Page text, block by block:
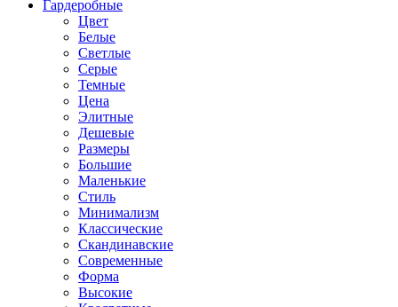
Гардеробные
Цвет
Белые
Светлые
Серые
Темные
Цена
Элитные
Дешевые
Размеры
Большие
Маленькие
Стиль
Минимализм
Классические
Скандинавские
Современные
Форма
Высокие